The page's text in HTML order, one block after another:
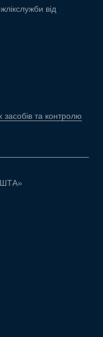
від
засобів та контролю